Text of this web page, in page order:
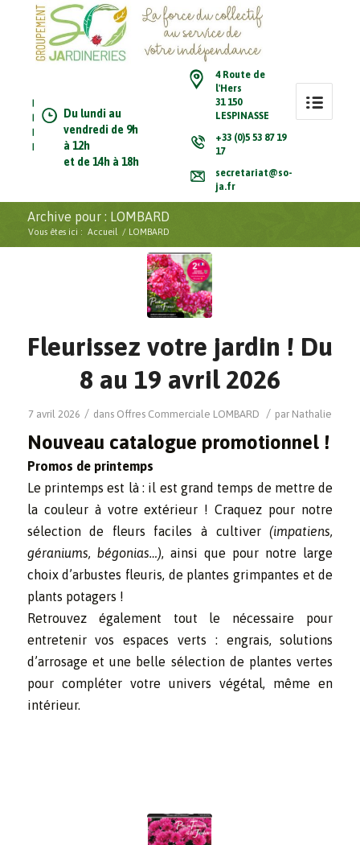
Du lundi au
vendredi de 9h
à 12h
et de 14h à 18h
4 Route de
l'Hers
31 150
LESPINASSE
+33 (0)5 53 87 19
17
secretariat@so-
ja.fr
Archive pour : LOMBARD
Vous êtes ici : Accueil / LOMBARD
Fleurissez votre jardin ! Du
8 au 19 avril 2026
7 avril 2026 / dans Offres Commerciale LOMBARD / par Nathalie
Nouveau catalogue promotionnel !
Promos de printemps
Le printemps est là : il est grand temps de mettre de
la couleur à votre extérieur ! Craquez pour notre
sélection de fleurs faciles à cultiver(impatiens,
géraniums, bégonias…), ainsi que pour notre large
choix d’arbustes fleuris, de plantes grimpantes et de
plants potagers !
Retrouvez également tout le nécessaire pour
entretenir vos espaces verts : engrais, solutions
d’arrosage et une belle sélection de plantes vertes
pour compléter votre univers végétal, même en
intérieur.